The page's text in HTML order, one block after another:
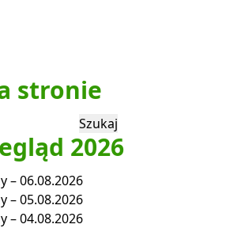
stronie
2026
– 06.08.2026
– 05.08.2026
– 04.08.2026